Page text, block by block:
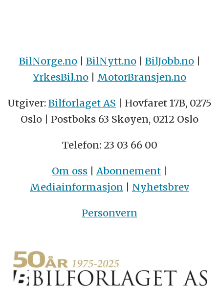
BilNorge.no| BilNytt.no| BilJobb.no|
YrkesBil.no | MotorBransjen.no
Utgiver: Bilforlaget AS | Hovfaret 17B, 0275
Oslo | Postboks 63 Skøyen, 0212 Oslo
Telefon: 23 03 66 00
Om oss | Abonnement |
Mediainformasjon | Nyhetsbrev
Personvern